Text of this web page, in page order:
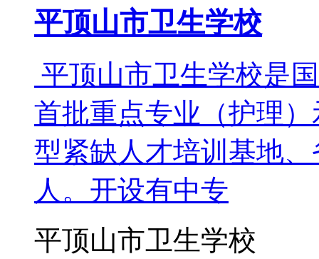
平顶山市卫生学校
平顶山市卫生学校是
首批重点专业（护理
型紧缺人才培训基地
人。开设有中专
平顶山市卫生学校